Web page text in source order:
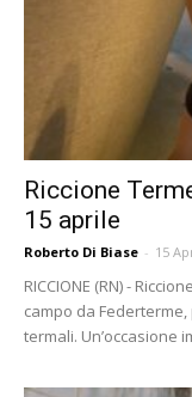
Riccione
15 aprile
Roberto Di Biase - 15
RICCIONE (RN) -
campo da
termali. Un’occasione